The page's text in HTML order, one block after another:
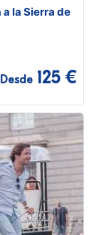
la Sierra de
Desde 125 €